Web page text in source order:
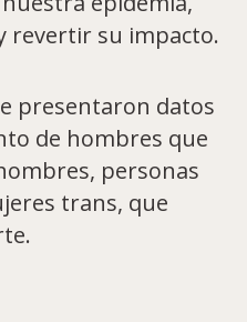
revertir su impacto.
presentaron datos
de hombres que
personas
trans, que